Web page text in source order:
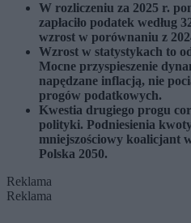
W rozliczeniu za 2025 r.
zapłaciło podatek według
wzrost w porównaniu z
Wzrost w statystykach to
Mocne przyspieszenie
napędzane inflacją, nie
progów podatkowych.
Kwestia drugiego progu
polityki. Podniesienia
mniejszościowy koalicjant
Polska 2050.
Reklama
Reklama